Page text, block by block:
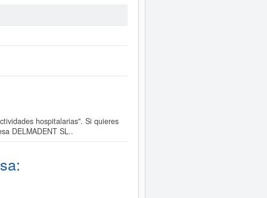
hospitalarias". Si quieres
DELMADENT SL..